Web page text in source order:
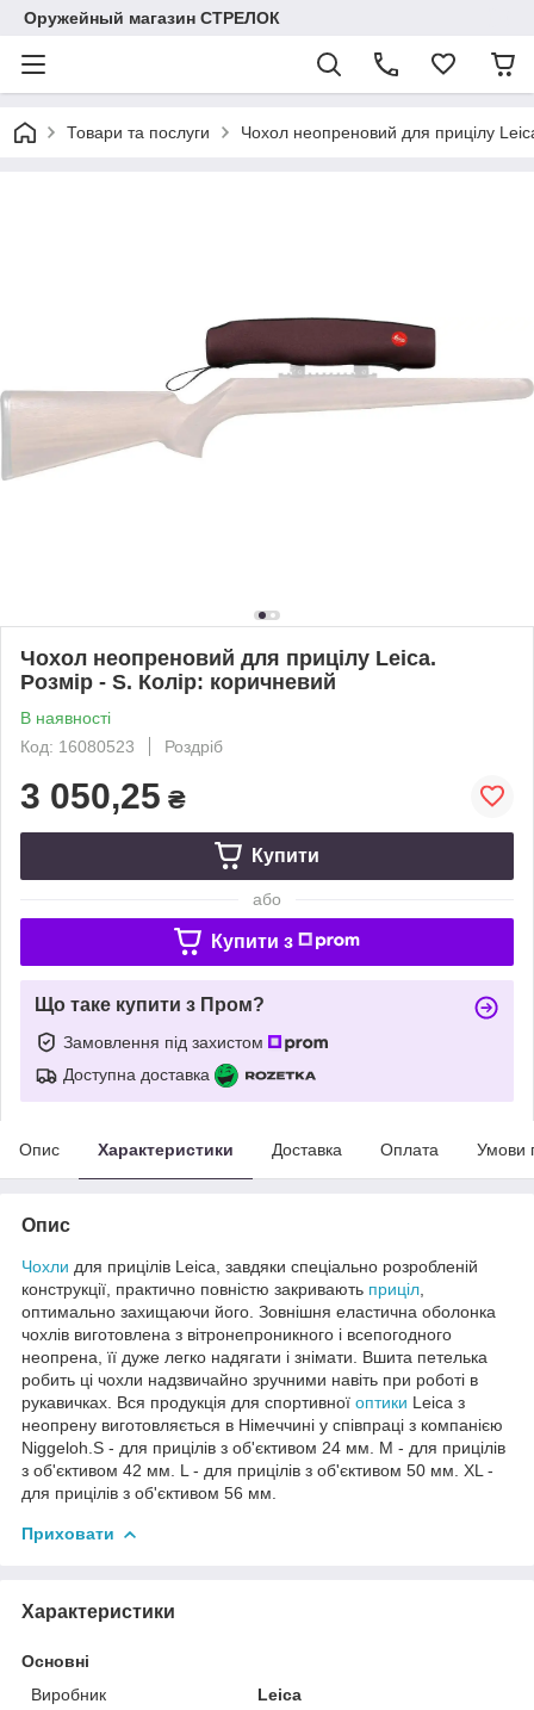
Оружейный магазин СТРЕЛОК
Товари та послуги Чохол неопреновий для прицілу
Чохол неопреновий для прицілу Leica.
Розмір - S. Колір: коричневий
В наявності
Код: 16080523
Роздріб
3 050,25 ₴
Купити
або
Купити з
Що таке купити з Пром?
Замовлення під захистом
Доступна доставка
Опис Характеристики Доставка Оплата Умови
Опис
Чохли для прицілів Leica, завдяки спеціально розробленій
конструкції, практично повністю закривають приціл
оптимально захищаючи його. Зовнішня еластична оболонка
чохлів виготовлена з вітронепроникного і всепогодного
неопрена, її дуже легко надягати і знімати. Вшита петелька
робить ці чохли надзвичайно зручними навіть при роботі в
рукавичках. Вся продукція для спортивної оптики Leica з
неопрену виготовляється в Німеччині у співпраці з компанією
Niggeloh.S - для прицілів з об'єктивом 24 мм. М - для прицілів
з об'єктивом 42 мм. L - для прицілів з об'єктивом 50 мм. ХL -
для прицілів з об'єктивом 56 мм.
Приховати
Характеристики
Основні
Виробник
Leica